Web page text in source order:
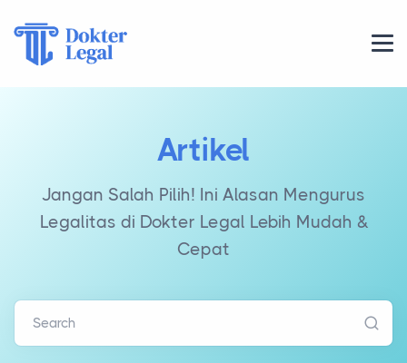
Artikel
Jangan Salah Pilih! Ini Alasan Mengurus
Legalitas di Dokter Legal Lebih Mudah &
Cepat
Search